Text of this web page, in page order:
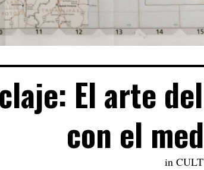
El arte
con el
in